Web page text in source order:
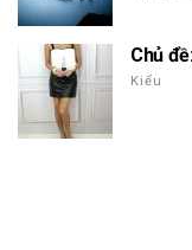
Chủ
Kiểu